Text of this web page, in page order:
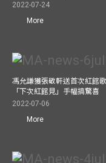
2022-07-24
More
馮允謙獲張敬軒送首次紅館
「下次紅館見」手幅搞驚喜
2022-07-06
More